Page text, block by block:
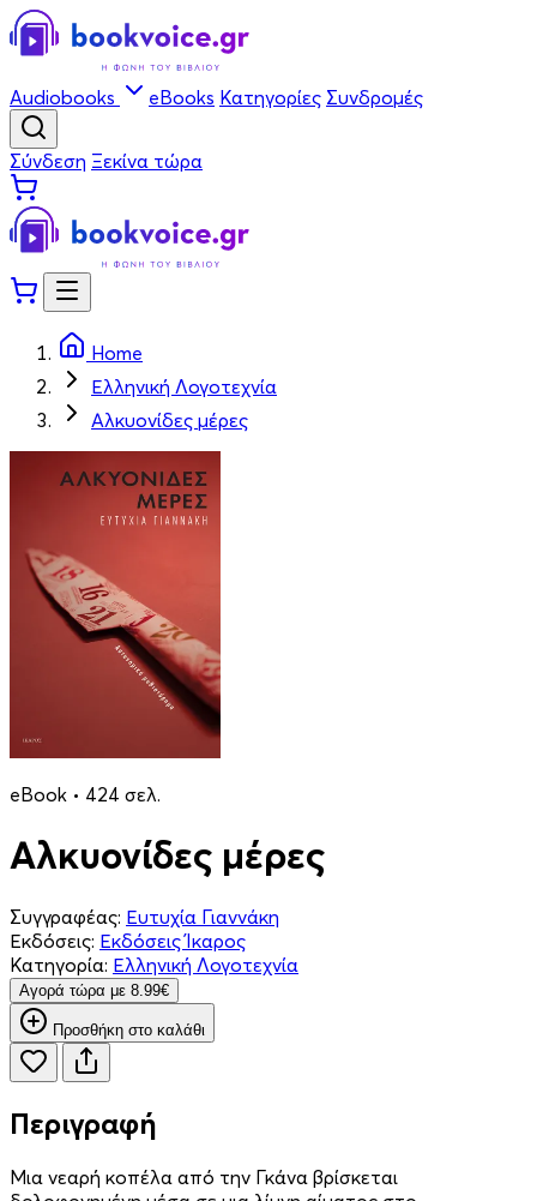
Audiobooks eBooks Κατηγορίες Συνδρομές
Σύνδεση Ξεκίνα τώρα
Home
Ελληνική Λογοτεχνία
Αλκυονίδες μέρες
eBook • 424 σελ.
Αλκυονίδες μέρες
Συγγραφέας: Ευτυχία Γιαννάκη
Εκδόσεις: Εκδόσεις Ίκαρος
Κατηγορία: Ελληνική Λογοτεχνία
Aγορά τώρα με 8.99€
Προσθήκη στο καλάθι
Περιγραφή
Μια νεαρή κοπέλα από την Γκάνα βρίσκεται